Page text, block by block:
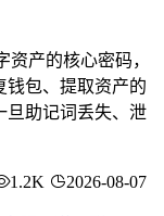
资产的核心密码，
钱包、提取资产的
旦助记词丢失、泄
1.2K 2026-08-07